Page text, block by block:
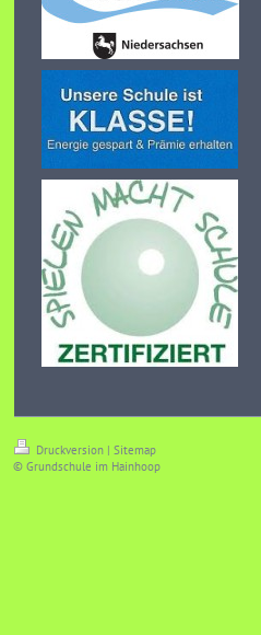
Druckversion | Sitemap
© Grundschule im Hainhoop